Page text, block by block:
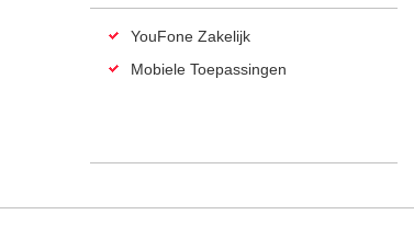
YouFone Zakelijk
Mobiele Toepassingen